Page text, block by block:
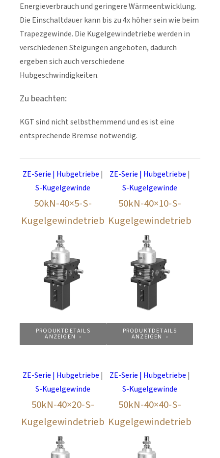
Energieverbrauch und geringere Wärmeentwicklung.
Die Einschaltdauer kann bis zu 4x höher sein wie beim
Trapezgewinde. Die Kugelgewindetriebe werden in
verschiedenen Steigungen angeboten, dadurch
ergeben sich auch verschiedene
Hubgeschwindigkeiten.
Zu beachten:
KGT sind nicht selbsthemmend und es ist eine
entsprechende Bremse notwendig.
ZE-Serie | Hubgetriebe |
S-Kugelgewinde
50kN-40×5-S-
Kugelgewindetrieb
PRODUKTDETAILS
ANZEIGEN
ZE-Serie | Hubgetriebe |
S-Kugelgewinde
50kN-40×10-S-
Kugelgewindetrieb
PRODUKTDETAILS
ANZEIGEN
ZE-Serie | Hubgetriebe |
S-Kugelgewinde
50kN-40×20-S-
Kugelgewindetrieb
ZE-Serie | Hubgetriebe |
S-Kugelgewinde
50kN-40×40-S-
Kugelgewindetrieb